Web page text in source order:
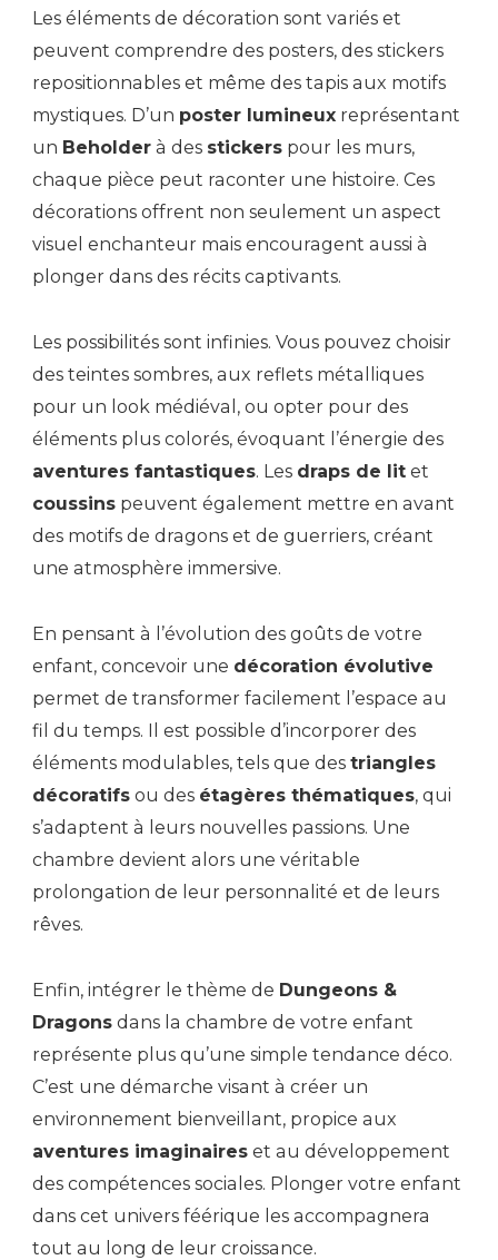
Les éléments de décoration sont variés et
peuvent comprendre des posters, des stickers
repositionnables et même des tapis aux motifs
mystiques. D’un poster lumineux représentant
un Beholder à des stickers pour les murs,
chaque pièce peut raconter une histoire. Ces
décorations offrent non seulement un aspect
visuel enchanteur mais encouragent aussi à
plonger dans des récits captivants.
Les possibilités sont infinies. Vous pouvez choisir
des teintes sombres, aux reflets métalliques
pour un look médiéval, ou opter pour des
éléments plus colorés, évoquant l’énergie des
aventures fantastiques. Les draps de lit et
coussins peuvent également mettre en avant
des motifs de dragons et de guerriers, créant
une atmosphère immersive.
En pensant à l’évolution des goûts de votre
enfant, concevoir une décoration évolutive
permet de transformer facilement l’espace au
fil du temps. Il est possible d’incorporer des
éléments modulables, tels que des triangles
décoratifs ou des étagères thématiques, qui
s’adaptent à leurs nouvelles passions. Une
chambre devient alors une véritable
prolongation de leur personnalité et de leurs
rêves.
Enfin, intégrer le thème de Dungeons &
Dragons dans la chambre de votre enfant
représente plus qu’une simple tendance déco.
C’est une démarche visant à créer un
environnement bienveillant, propice aux
aventures imaginaires et au développement
des compétences sociales. Plonger votre enfant
dans cet univers féérique les accompagnera
tout au long de leur croissance.